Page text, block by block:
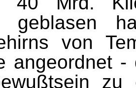
geblasen
von
angeordnet